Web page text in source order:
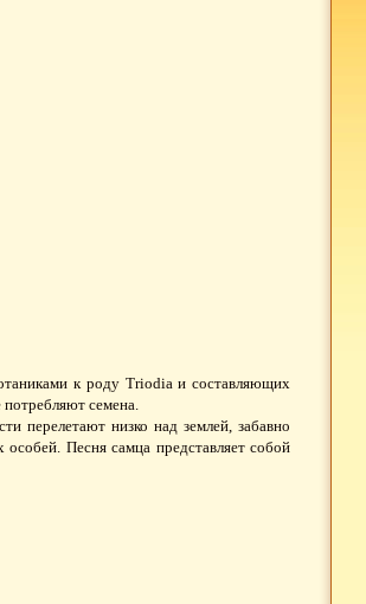
к роду Triodia и составляющих
семена.
перелетают низко над землей, забавно
Песня самца представляет собой